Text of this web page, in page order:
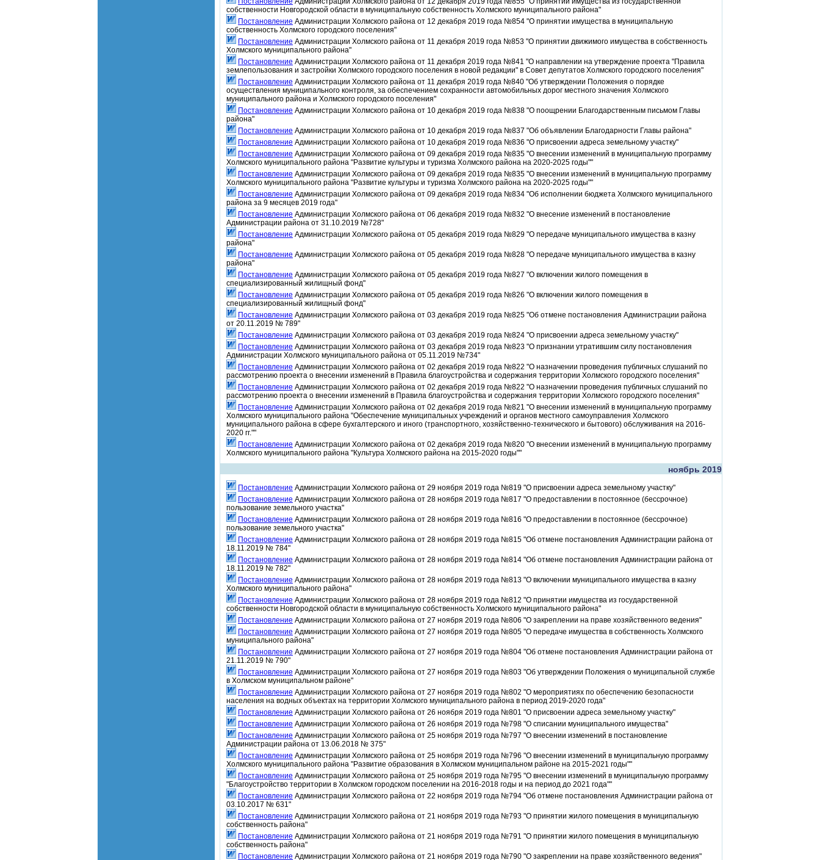
собственности Новгородской области в муниципальную собственность Холмского муниципального района"
Постановление Администрации Холмского района от 12 декабря 2019 года №854 "О принятии имущества в муниципальную
собственность Холмского городского поселения"
Постановление Администрации Холмского района от 11 декабря 2019 года №853 "О принятии движимого имущества в собственность
Холмского муниципального района"
Постановление Администрации Холмского района от 11 декабря 2019 года №841 "О направлении на утверждение проекта "Правила
землепользования и застройки Холмского городского поселения в новой редакции" в Совет депутатов Холмского городского поселения"
Постановление Администрации Холмского района от 11 декабря 2019 года №840 "Об утверждении Положения о порядке
осуществления муниципального контроля, за обеспечением сохранности автомобильных дорог местного значения Холмского
муниципального района и Холмского городского поселения"
Постановление Администрации Холмского района от 10 декабря 2019 года №838 "О поощрении Благодарственным письмом Главы
района"
Постановление Администрации Холмского района от 10 декабря 2019 года №837 "Об объявлении Благодарности Главы района"
Постановление Администрации Холмского района от 10 декабря 2019 года №836 "О присвоении адреса земельному участку"
Постановление Администрации Холмского района от 09 декабря 2019 года №835 "О внесении изменений в муниципальную программу
Холмского муниципального района "Развитие культуры и туризма Холмского района на 2020-2025 годы""
Постановление Администрации Холмского района от 09 декабря 2019 года №835 "О внесении изменений в муниципальную программу
Холмского муниципального района "Развитие культуры и туризма Холмского района на 2020-2025 годы""
Постановление Администрации Холмского района от 09 декабря 2019 года №834 "Об исполнении бюджета Холмского муниципального
района за 9 месяцев 2019 года"
Постановление Администрации Холмского района от 06 декабря 2019 года №832 "О внесение изменений в постановление
Администрации района от 31.10.2019 №728"
Постановление Администрации Холмского района от 05 декабря 2019 года №829 "О передаче муниципального имущества в казну
района"
Постановление Администрации Холмского района от 05 декабря 2019 года №828 "О передаче муниципального имущества в казну
района"
Постановление Администрации Холмского района от 05 декабря 2019 года №827 "О включении жилого помещения в
специализированный жилищный фонд"
Постановление Администрации Холмского района от 05 декабря 2019 года №826 "О включении жилого помещения в
специализированный жилищный фонд"
Постановление Администрации Холмского района от 03 декабря 2019 года №825 "Об отмене постановления Администрации района
от 20.11.2019 № 789"
Постановление Администрации Холмского района от 03 декабря 2019 года №824 "О присвоении адреса земельному участку"
Постановление Администрации Холмского района от 03 декабря 2019 года №823 "О признании утратившим силу постановления
Администрации Холмского муниципального района от 05.11.2019 №734"
Постановление Администрации Холмского района от 02 декабря 2019 года №822 "О назначении проведения публичных слушаний по
рассмотрению проекта о внесении изменений в Правила благоустройства и содержания территории Холмского городского поселения"
Постановление Администрации Холмского района от 02 декабря 2019 года №822 "О назначении проведения публичных слушаний по
рассмотрению проекта о внесении изменений в Правила благоустройства и содержания территории Холмского городского поселения"
Постановление Администрации Холмского района от 02 декабря 2019 года №821 "О внесении изменений в муниципальную программу
Холмского муниципального района "Обеспечение муниципальных учреждений и органов местного самоуправления Холмского
муниципального района в сфере бухгалтерского и иного (транспортного, хозяйственно-технического и бытового) обслуживания на 2016-
2020 гг.""
Постановление Администрации Холмского района от 02 декабря 2019 года №820 "О внесении изменений в муниципальную программу
Холмского муниципального района "Культура Холмского района на 2015-2020 годы""
ноябрь 2019
Постановление Администрации Холмского района от 29 ноября 2019 года №819 "О присвоении адреса земельному участку"
Постановление Администрации Холмского района от 28 ноября 2019 года №817 "О предоставлении в постоянное (бессрочное)
пользование земельного участка"
Постановление Администрации Холмского района от 28 ноября 2019 года №816 "О предоставлении в постоянное (бессрочное)
пользование земельного участка"
Постановление Администрации Холмского района от 28 ноября 2019 года №815 "Об отмене постановления Администрации района от
18.11.2019 № 784"
Постановление Администрации Холмского района от 28 ноября 2019 года №814 "Об отмене постановления Администрации района от
18.11.2019 № 782"
Постановление Администрации Холмского района от 28 ноября 2019 года №813 "О включении муниципального имущества в казну
Холмского муниципального района"
Постановление Администрации Холмского района от 28 ноября 2019 года №812 "О принятии имущества из государственной
собственности Новгородской области в муниципальную собственность Холмского муниципального района"
Постановление Администрации Холмского района от 27 ноября 2019 года №806 "О закреплении на праве хозяйственного ведения"
Постановление Администрации Холмского района от 27 ноября 2019 года №805 "О передаче имущества в собственность Холмского
муниципального района"
Постановление Администрации Холмского района от 27 ноября 2019 года №804 "Об отмене постановления Администрации района от
21.11.2019 № 790"
Постановление Администрации Холмского района от 27 ноября 2019 года №803 "Об утверждении Положения о муниципальной службе
в Холмском муниципальном районе"
Постановление Администрации Холмского района от 27 ноября 2019 года №802 "О мероприятиях по обеспечению безопасности
населения на водных объектах на территории Холмского муниципального района в период 2019-2020 года"
Постановление Администрации Холмского района от 26 ноября 2019 года №801 "О присвоении адреса земельному участку"
Постановление Администрации Холмского района от 26 ноября 2019 года №798 "О списании муниципального имущества"
Постановление Администрации Холмского района от 25 ноября 2019 года №797 "О внесении изменений в постановление
Администрации района от 13.06.2018 № 375"
Постановление Администрации Холмского района от 25 ноября 2019 года №796 "О внесении изменений в муниципальную программу
Холмского муниципального района "Развитие образования в Холмском муниципальном районе на 2015-2021 годы""
Постановление Администрации Холмского района от 25 ноября 2019 года №795 "О внесении изменений в муниципальную программу
"Благоустройство территории в Холмском городском поселении на 2016-2018 годы и на период до 2021 года""
Постановление Администрации Холмского района от 22 ноября 2019 года №794 "Об отмене постановления Администрации района от
03.10.2017 № 631"
Постановление Администрации Холмского района от 21 ноября 2019 года №793 "О принятии жилого помещения в муниципальную
собственность района"
Постановление Администрации Холмского района от 21 ноября 2019 года №791 "О принятии жилого помещения в муниципальную
собственность района"
Постановление Администрации Холмского района от 21 ноября 2019 года №790 "О закреплении на праве хозяйственного ведения"